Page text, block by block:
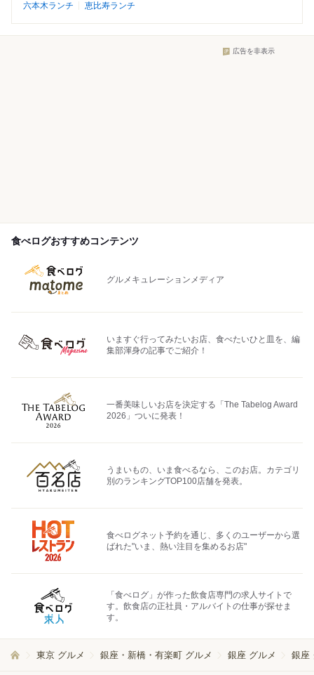
六本木ランチ
恵比寿ランチ
広告を非表示
食べログおすすめコンテンツ
グルメキュレーションメディア
いますぐ行ってみたいお店、食べたいひと皿を、編
集部渾身の記事でご紹介！
一番美味しいお店を決定する「The Tabelog Award
2026」ついに発表！
うまいもの、いま食べるなら、このお店。カテゴリ
別のランキングTOP100店舗を発表。
食べログネット予約を通じ、多くのユーザーから選
ばれた"いま、熱い注目を集めるお店"
「食べログ」が作った飲食店専門の求人サイトで
す。飲食店の正社員・アルバイトの仕事が探せま
す。
東京 グルメ 銀座・新橋・有楽町 グルメ 銀座 グルメ 銀座